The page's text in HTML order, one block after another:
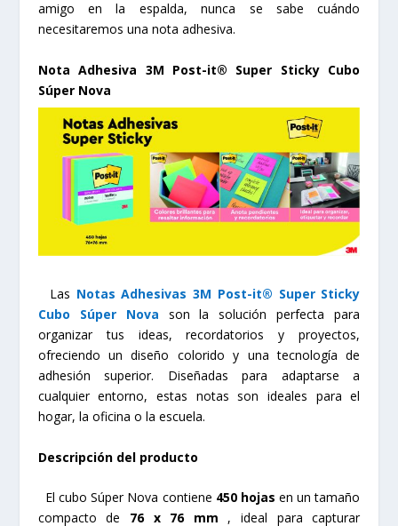
amigo en la espalda, nunca se sabe cuándo
necesitaremos una nota adhesiva.
Nota Adhesiva 3M Post-it® Super Sticky Cubo
Súper Nova
Las Notas Adhesivas 3M Post-it® Super Sticky
Cubo Súper Nova son la solución perfecta para
organizar tus ideas, recordatorios y proyectos,
ofreciendo un diseño colorido y una tecnología de
adhesión superior. Diseñadas para adaptarse a
cualquier entorno, estas notas son ideales para el
hogar, la oficina o la escuela.
Descripción del producto
El cubo Súper Nova contiene 450 hojas en un tamaño
compacto de 76 x 76 mm , ideal para capturar